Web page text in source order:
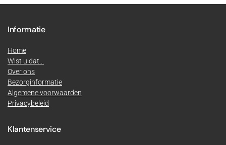
Informatie
Home
Wist u dat...
Over ons
Bezorginformatie
Algemene voorwaarden
Privacybeleid
Klantenservice